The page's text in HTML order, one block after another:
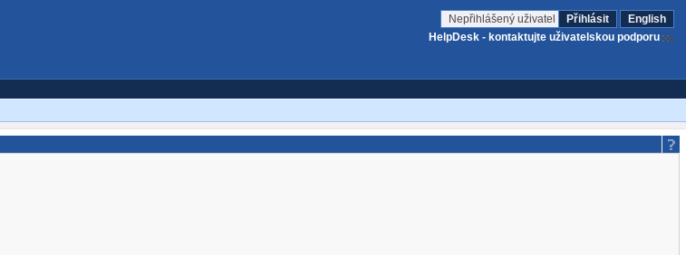
Nepřihlášený uživatel Přihlásit
English
HelpDesk - kontaktujte uživatelskou podporu